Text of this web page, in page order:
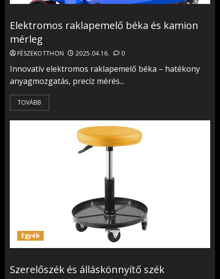
Elektromos raklapemelő béka és kamion
mérleg
FÉSZEKOTTHON 2025.04.16. 0
Innovatív elektromos raklapemelő béka – hatékony
anyagmozgatás, precíz mérés...
TOVÁBB
Egyéb
Szerelőszék és álláskönnyítő szék